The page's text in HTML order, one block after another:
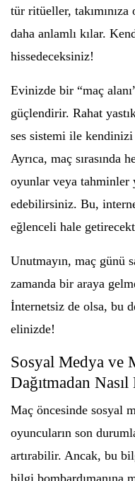
tür ritüeller, takımınıza
daha anlamlı kılar.
hissedeceksiniz!
Evinizde bir “maç
güçlendirir. Rahat
ses sistemi ile
Ayrıca, maç sırasında
oyunlar veya tahminler
edebilirsiniz. Bu,
eğlenceli hale
Unutmayın, maç günü
zamanda bir araya
İnternetsiz de olsa, bu
elinizde!
Sosyal Medya ve
Dağıtmadan Nasıl
Maç öncesinde sosyal
oyuncuların son
artırabilir. Ancak, bu
bilgi bombardımanına